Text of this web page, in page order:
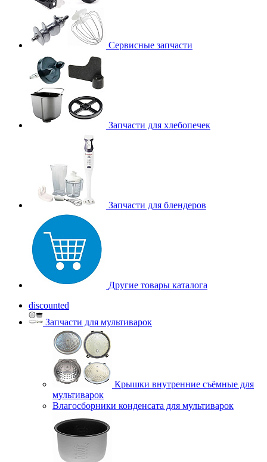
Сервисные запчасти
Запчасти для хлебопечек
Запчасти для блендеров
Другие товары каталога
discounted
Запчасти для мультиварок
Крышки внутренние съёмные для
мультиварок
Влагосборники конденсата для мультиварок